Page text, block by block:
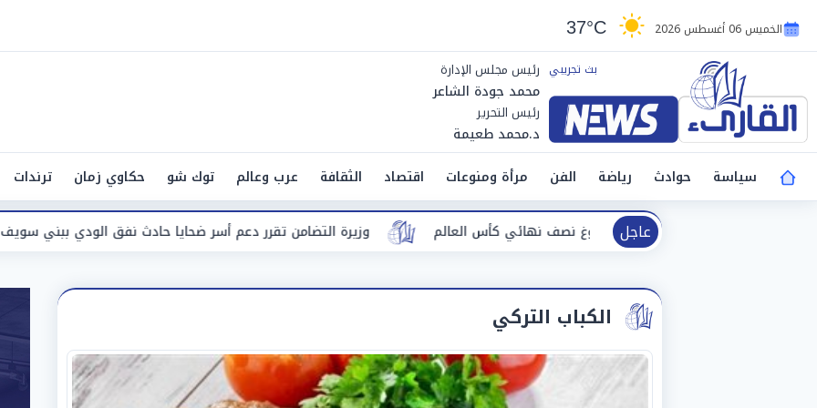
الخميس 06 أغسطس 2026 37°C
رئيس مجلس الإدارة
محمد جودة الشاعر
رئيس التحرير
د.محمد طعيمة
سياسة
حوادث رياضة الفن مرأة ومنوعات اقتصاد الثقافة عرب وعالم توك شو حكاوي زمان ترندات
عاجل
وزيرة التضامن تقرر دعم أسر ضحايا حادث نفق الودي ببني سويف ناشئات اليد بعد بلوغ نصف نهائي كأس العالم
الكباب التركي